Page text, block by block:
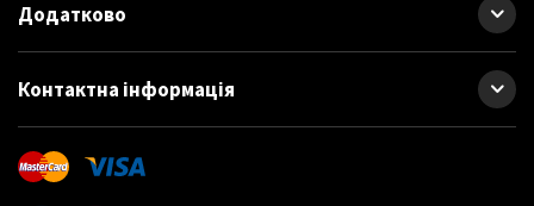
Додатково
Контактна інформація